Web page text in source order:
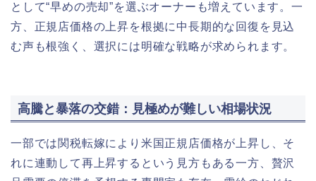
として“早めの売却”を選ぶオーナーも増えています。一
方、正規店価格の上昇を根拠に中長期的な回復を見込
む声も根強く、選択には明確な戦略が求められます。
高騰と暴落の交錯：見極めが難しい相場状況
一部では関税転嫁により米国正規店価格が上昇し、そ
れに連動して再上昇するという見方もある一方、贅沢